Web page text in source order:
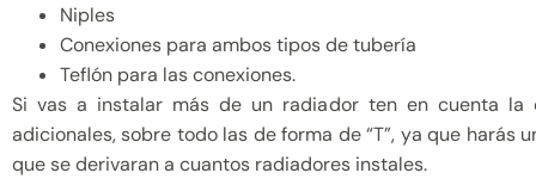
Niples
Conexiones para ambos tipos de tubería
Teflón para las conexiones.
Si vas a instalar más de un radiador ten en cuenta la
adicionales, sobre todo las de forma de “T”, ya que harás
que se derivaran a cuantos radiadores instales.